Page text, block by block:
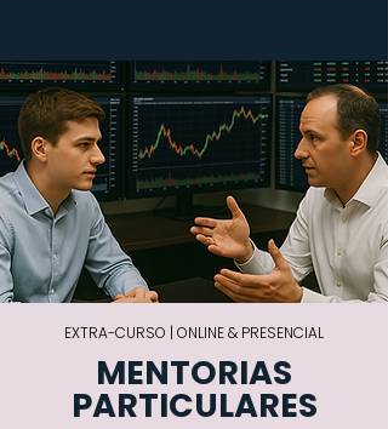
EXTRA-CURSO | ONLINE& PRESENCIAL
MENTORIAS
PARTICULARES